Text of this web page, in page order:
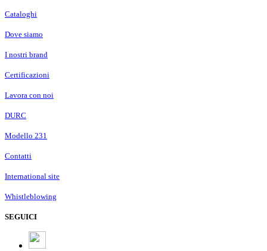
Cataloghi
Dove siamo
I nostri brand
Certificazioni
Lavora con noi
DURC
Modello 231
Contatti
International site
Whistleblowing
SEGUICI